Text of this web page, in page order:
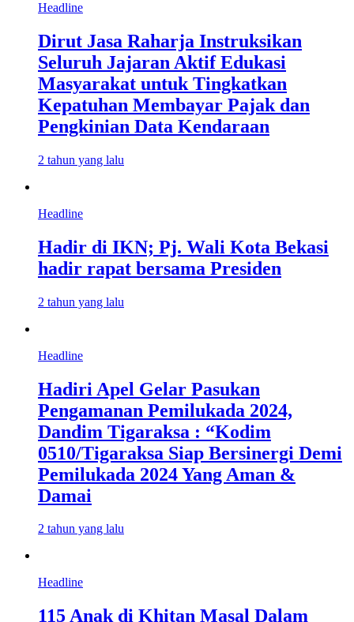
Headline
Dirut Jasa Raharja Instruksikan
Seluruh Jajaran Aktif Edukasi
Masyarakat untuk Tingkatkan
Kepatuhan Membayar Pajak dan
Pengkinian Data Kendaraan
2 tahun yang lalu
Headline
Hadir di IKN; Pj. Wali Kota Bekasi
hadir rapat bersama Presiden
2 tahun yang lalu
Headline
Hadiri Apel Gelar Pasukan
Pengamanan Pemilukada 2024,
Dandim Tigaraksa : “Kodim
0510/Tigaraksa Siap Bersinergi Demi
Pemilukada 2024 Yang Aman &
Damai
2 tahun yang lalu
Headline
115 Anak di Khitan Masal Dalam